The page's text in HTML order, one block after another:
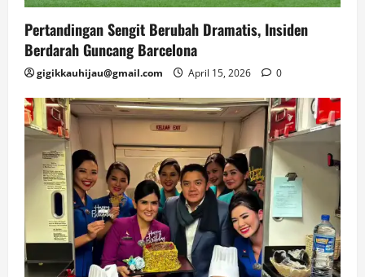
Pertandingan Sengit Berubah Dramatis, Insiden
Berdarah Guncang Barcelona
gigikkauhijau@gmail.com April 15, 2026 0